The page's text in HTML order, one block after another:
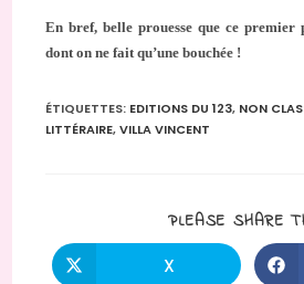
En bref, belle prouesse que ce premier
dont on ne fait qu’une bouchée !
ÉTIQUETTES: EDITIONS DU 123, NON
LITTÉRAIRE, VILLA VINCENT
PLEASE SHARE
Ouvrir
X